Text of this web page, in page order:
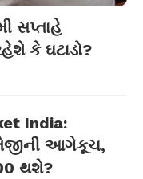
સપ્તાહે
કે ઘટાડો?
India:
આગેકૂચ,
થશે?